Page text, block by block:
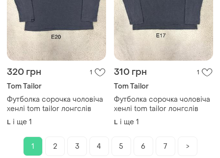
320 грн 1
Tom Tailor
Футболка сорочка чоловіча
хенлі tom tailor лонгслів
L і ще 1
310 грн 1
Tom Tailor
Футболка сорочка чоловіча
хенлі tom tailor лонгслів
L і ще 1
1 2 3 4 5 6 7 >